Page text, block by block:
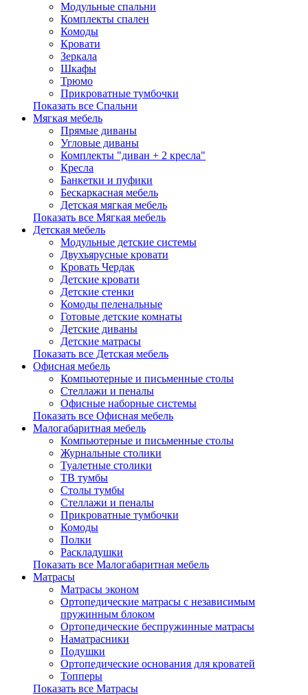
Модульные спальни
Комплекты спален
Комоды
Кровати
Зеркала
Шкафы
Трюмо
Прикроватные тумбочки
Показать все Спальни
Мягкая мебель
Прямые диваны
Угловые диваны
Комплекты "диван + 2 кресла"
Кресла
Банкетки и пуфики
Бескаркасная мебель
Детская мягкая мебель
Показать все Мягкая мебель
Детская мебель
Модульные детские системы
Двухъярусные кровати
Кровать Чердак
Детские кровати
Детские стенки
Комоды пеленальные
Готовые детские комнаты
Детские диваны
Детские матрасы
Показать все Детская мебель
Офисная мебель
Компьютерные и письменные столы
Стеллажи и пеналы
Офисные наборные системы
Показать все Офисная мебель
Малогабаритная мебель
Компьютерные и письменные столы
Журнальные столики
Туалетные столики
ТВ тумбы
Столы тумбы
Стеллажи и пеналы
Прикроватные тумбочки
Комоды
Полки
Раскладушки
Показать все Малогабаритная мебель
Матрасы
Матрасы эконом
Ортопедические матрасы с независимым
пружинным блоком
Ортопедические беспружинные матрасы
Наматрасники
Подушки
Ортопедические основания для кроватей
Топперы
Показать все Матрасы